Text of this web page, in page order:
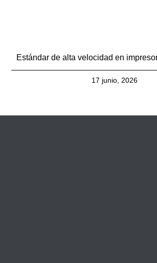
Estándar de alta velocidad en
17 junio, 2026